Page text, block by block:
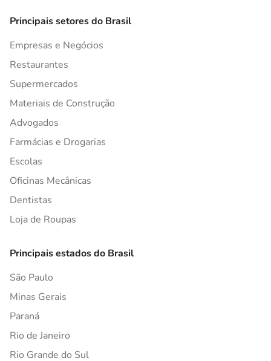
Principais setores do Brasil
Empresas e Negócios
Restaurantes
Supermercados
Materiais de Construção
Advogados
Farmácias e Drogarias
Escolas
Oficinas Mecânicas
Dentistas
Loja de Roupas
Principais estados do Brasil
São Paulo
Minas Gerais
Paraná
Rio de Janeiro
Rio Grande do Sul